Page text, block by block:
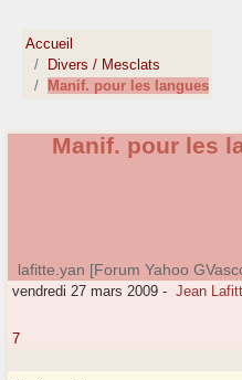
Accueil
Divers / Mesclats
Manif. pour les langues
Manif. pour les
lafitte.yan [Forum Yahoo
vendredi 27 mars 2009 - Jean
7